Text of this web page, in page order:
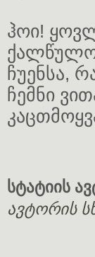
ჰოი!
ქალწულო
ჩუენსა,
ჩემნი
სტატიის
ავტორის